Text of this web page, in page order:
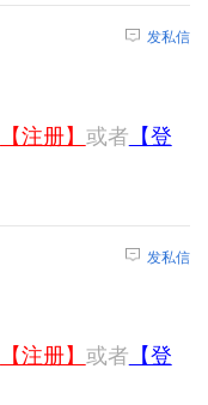
发私信
【注册】 或者 【登
发私信
【注册】 或者 【登